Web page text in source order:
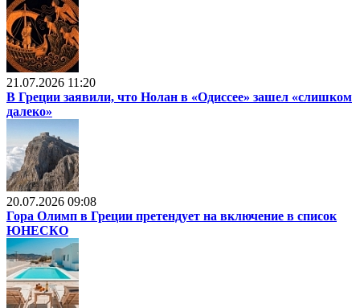
21.07.2026 11:20
В Греции заявили, что Нолан в «Одиссее» зашел «слишком
далеко»
20.07.2026 09:08
Гора Олимп в Греции претендует на включение в список
ЮНЕСКО